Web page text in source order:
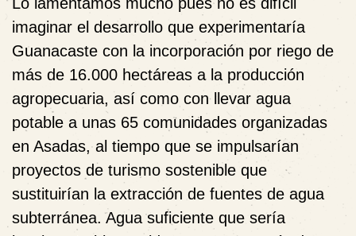
imaginar el desarrollo que experimentaría
Guanacaste con la incorporación por riego de
más de 16.000 hectáreas a la producción
agropecuaria, así como con llevar agua
potable a unas 65 comunidades organizadas
en Asadas, al tiempo que se impulsarían
proyectos de turismo sostenible que
sustituirían la extracción de fuentes de agua
subterránea. Agua suficiente que sería